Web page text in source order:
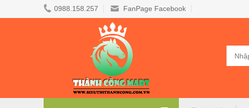
0988.158.257 FanPage Facebook